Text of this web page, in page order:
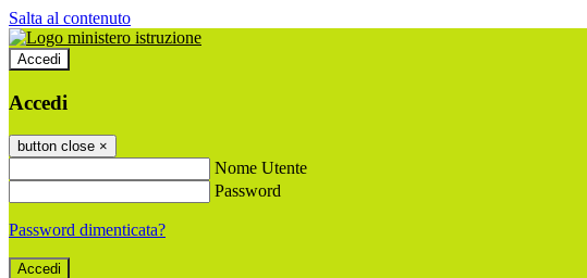
Salta al contenuto
Accedi
Accedi
button close ×
Nome Utente
Password
Password dimenticata?